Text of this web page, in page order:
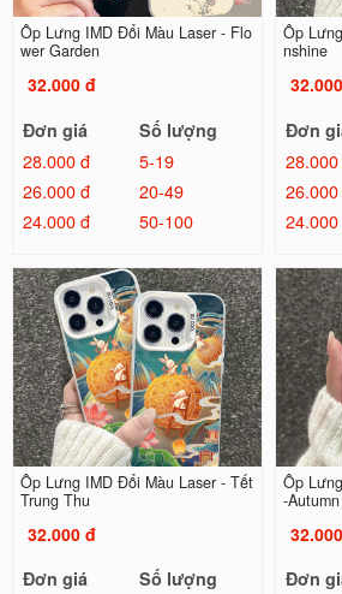
Ốp Lưng IMD Đổi Màu Laser - Flo
wer Garden
32.000 đ
Đơn giá
Số lượng
28.000 đ
5-19
26.000 đ
20-49
24.000 đ
50-100
Ốp
nshine
Đơn
Ốp Lưng IMD Đổi Màu Laser - Tết
Trung Thu
32.000 đ
Đơn giá
Số lượng
Ốp
-
Đơn